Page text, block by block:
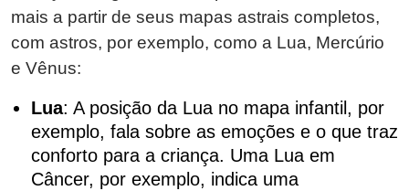
mais a partir de seus mapas astrais completos,
com astros, por exemplo, como a Lua, Mercúrio
e Vênus:
Lua: A posição da Lua no mapa infantil, por
exemplo, fala sobre as emoções e o que traz
conforto para a criança. Uma Lua em
Câncer, por exemplo, indica uma